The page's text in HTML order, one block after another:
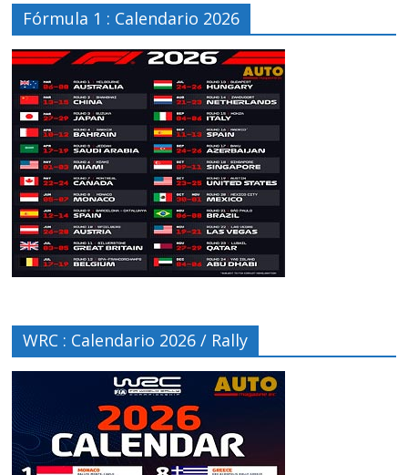
Fórmula 1 : Calendario 2026
WRC : Calendario 2026 / Rally